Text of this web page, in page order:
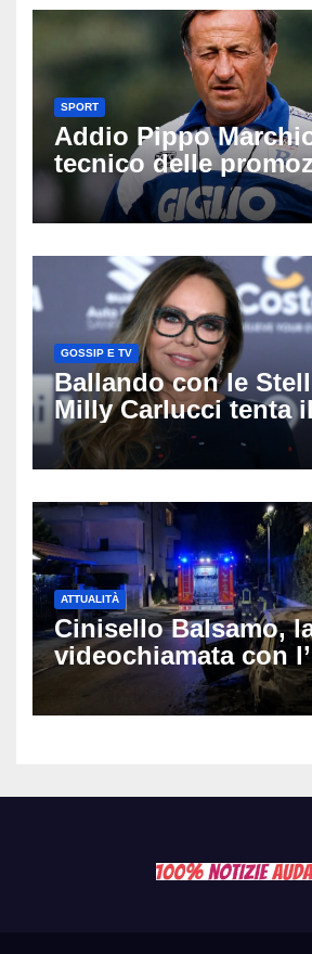
SPORT
Addio Pippo
tecnico delle
scritto pagine
del nostro calcio»
GOSSIP E TV
Ballando con le
Milly Carlucci tenta
colpo: tra i papabili
Muti e Monica
ATTUALITÀ
Cinisello Balsamo,
videochiamata con
fidanzata e il
lotta tra la vita e la